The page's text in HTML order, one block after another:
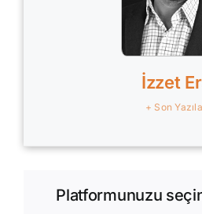
İzzet
+ Son
Platformunuzu